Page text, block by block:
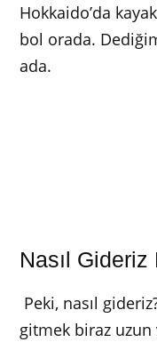
Hokkaido’da
bol orada.
ada.
Nasıl Gideriz
Peki, nasıl
gitmek biraz uzun